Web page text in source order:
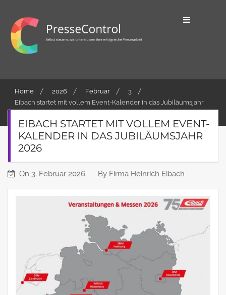
content
PresseControl
erfolgreiche Pressearbeit
Home 2026 Februar
3
Eibach startet mit vollem Event-Kalender in das Jubiläumsjahr
EIBACH STARTET MIT VOLLEM EVENT-
KALENDER IN DAS JUBILÄUMSJAHR
2026
On 3. Februar 2026 By Firma Heinrich Eibach